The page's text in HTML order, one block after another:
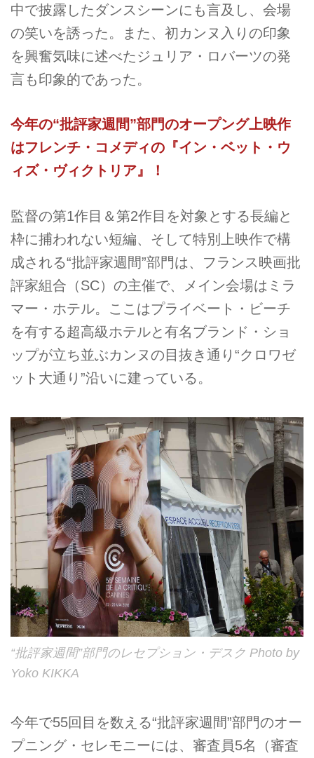
中で披露したダンスシーンにも言及し、会場
の笑いを誘った。また、初カンヌ入りの印象
を興奮気味に述べたジュリア・ロバーツの発
言も印象的であった。
今年の“批評家週間”部門のオープング上映作
はフレンチ・コメディの『イン・ベット・ウ
ィズ・ヴィクトリア』！
監督の第1作目＆第2作目を対象とする長編と
枠に捕われない短編、そして特別上映作で構
成される“批評家週間”部門は、フランス映画批
評家組合（SC）の主催で、メイン会場はミラ
マー・ホテル。ここはプライベート・ビーチ
を有する超高級ホテルと有名ブランド・ショ
ップが立ち並ぶカンヌの目抜き通り“クロワゼ
ット大通り”沿いに建っている。
“批評家週間”部門のレセプション・デスク Photo by
Yoko KIKKA
今年で55回目を数える“批評家週間”部門のオー
プニング・セレモニーには、審査員5名（審査